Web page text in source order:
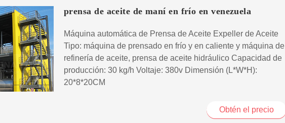
prensa de aceite de maní en frío en venezuela
Máquina automática de Prensa de Aceite Expeller de Aceite
Tipo: máquina de prensado en frío y en caliente y máquina de
refinería de aceite, prensa de aceite hidráulico Capacidad de
producción: 30 kg/h Voltaje: 380v Dimensión (L*W*H):
20*8*20CM
Obtén el precio